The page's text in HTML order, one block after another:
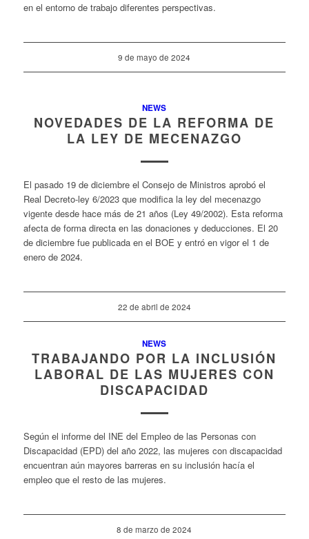
en el entorno de trabajo diferentes perspectivas.
9 de mayo de 2024
NEWS
NOVEDADES DE LA REFORMA DE
LA LEY DE MECENAZGO
El pasado 19 de diciembre el Consejo de Ministros aprobó el
Real Decreto-ley 6/2023 que modifica la ley del mecenazgo
vigente desde hace más de 21 años (Ley 49/2002). Esta reforma
afecta de forma directa en las donaciones y deducciones. El 20
de diciembre fue publicada en el BOE y entró en vigor el 1 de
enero de 2024.
22 de abril de 2024
NEWS
TRABAJANDO POR LA INCLUSIÓN
LABORAL DE LAS MUJERES CON
DISCAPACIDAD
Según el informe del INE del Empleo de las Personas con
Discapacidad (EPD) del año 2022, las mujeres con discapacidad
encuentran aún mayores barreras en su inclusión hacía el
empleo que el resto de las mujeres.
8 de marzo de 2024